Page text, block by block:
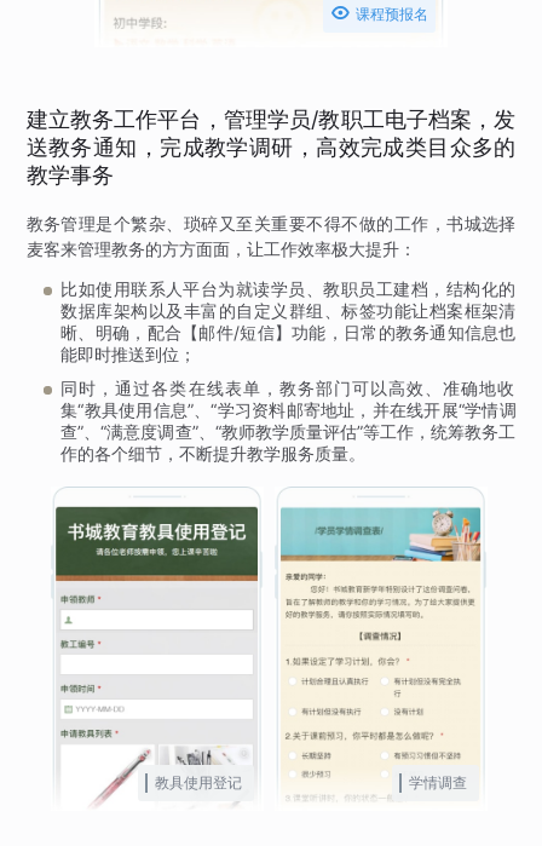
 课程预报名
建立教务工作平台，管理学员/教职工电子档案，发
送教务通知，完成教学调研，高效完成类目众多的
教学事务
教务管理是个繁杂、琐碎又至关重要不得不做的工作，书城选择
麦客来管理教务的方方面面，让工作效率极大提升：
比如使用联系人平台为就读学员、教职员工建档，结构化的
数据库架构以及丰富的自定义群组、标签功能让档案框架清
晰、明确，配合【邮件/短信】功能，日常的教务通知信息也
能即时推送到位；
同时，通过各类在线表单，教务部门可以高效、准确地收
集“教具使用信息”、“学习资料邮寄地址，并在线开展“学情调
查”、“满意度调查”、“教师教学质量评估”等工作，统筹教务工
作的各个细节，不断提升教学服务质量。
教具使用登记 学情调查